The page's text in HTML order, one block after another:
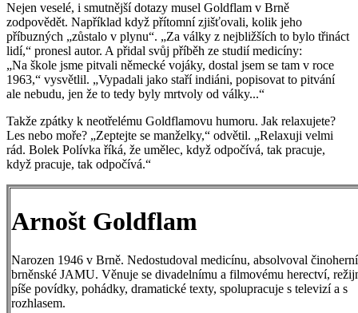
Nejen veselé, i smutnější dotazy musel Goldflam v Brně
zodpovědět. Například když přítomní zjišťovali, kolik jeho
příbuzných „zůstalo v plynu“. „Za války z nejbližších to bylo třináct
lidí,“ pronesl autor. A přidal svůj příběh ze studií medicíny:
„Na škole jsme pitvali německé vojáky, dostal jsem se tam v roce
1963,“ vysvětlil. „Vypadali jako staří indiáni, popisovat to pitvání
ale nebudu, jen že to tedy byly mrtvoly od války...“
Takže zpátky k neotřelému Goldflamovu humoru. Jak relaxujete?
Les nebo moře? „Zeptejte se manželky,“ odvětil. „Relaxuji velmi
rád. Bolek Polívka říká, že umělec, když odpočívá, tak pracuje,
když pracuje, tak odpočívá.“
Arnošt Goldflam
Narozen 1946 v Brně. Nedostudoval medicínu, absolvoval
brněnské JAMU. Věnuje se divadelnímu a filmovému herectví,
píše povídky, pohádky, dramatické texty, spolupracuje s televizí a s
rozhlasem.